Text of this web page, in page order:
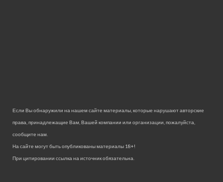
Если Вы обнаружили на нашем сайте материалы, которые нарушают авторские
права, принадлежащие Вам, Вашей компании или организации, пожалуйста,
сообщите нам.
На сайте могут быть опубликованы материалы 18+!
При цитировании ссылка на источник обязательна.